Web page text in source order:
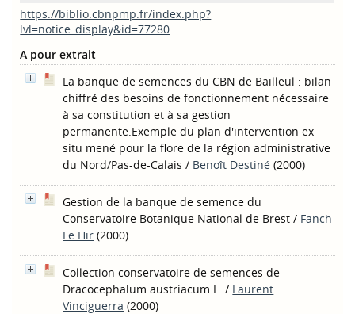
https://biblio.cbnpmp.fr/index.php?
lvl=notice_display&id=77280
A pour extrait
La banque de semences du CBN de Bailleul : bilan
chiffré des besoins de fonctionnement nécessaire
à sa constitution et à sa gestion
permanente.Exemple du plan d'intervention ex
situ mené pour la flore de la région administrative
du Nord/Pas-de-Calais / Benoît Destiné (2000)
Gestion de la banque de semence du
Conservatoire Botanique National de Brest / Fanch
Le Hir (2000)
Collection conservatoire de semences de
Dracocephalum austriacum L. / Laurent
Vinciguerra (2000)